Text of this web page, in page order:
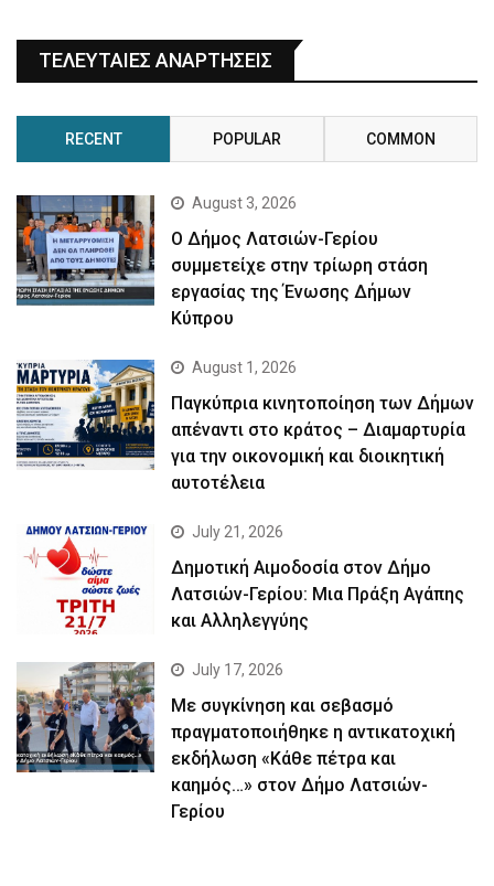
ΤΕΛΕΥΤΑΙΕΣ ΑΝΑΡΤΗΣΕΙΣ
RECENT POPULAR COMMON
August 3, 2026
Ο Δήμος Λατσιών-Γερίου
συμμετείχε στην τρίωρη στάση
εργασίας της Ένωσης Δήμων
Κύπρου
August 1, 2026
Παγκύπρια κινητοποίηση των Δήμων
απέναντι στο κράτος – Διαμαρτυρία
για την οικονομική και διοικητική
αυτοτέλεια
July 21, 2026
Δημοτική Αιμοδοσία στον Δήμο
Λατσιών-Γερίου: Μια Πράξη Αγάπης
και Αλληλεγγύης
July 17, 2026
Με συγκίνηση και σεβασμό
πραγματοποιήθηκε η αντικατοχική
εκδήλωση «Κάθε πέτρα και
καημός…» στον Δήμο Λατσιών-
Γερίου